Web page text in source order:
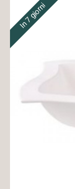
In 7 giorni